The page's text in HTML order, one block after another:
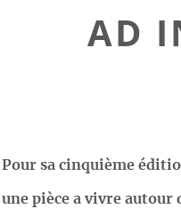
AD
Pour sa cinquième
une pièce a vivre autour